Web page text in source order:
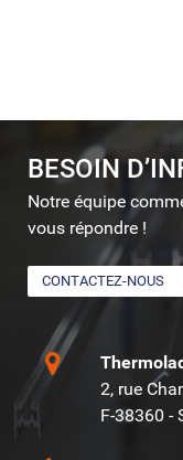
BESOIN
Notre équipe
vous répondre !
CONTACTEZ-NOUS
2, rue
F-38360 -